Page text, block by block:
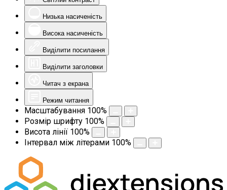
Низька насиченість
Висока насиченість
Виділити посилання
Виділити заголовки
Читач з екрана
Режим читання
Масштабування 100%
Розмір шрифту 100%
Висота лінії 100%
Інтервал між літерами 100%